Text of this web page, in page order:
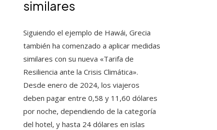
similares
Siguiendo el ejemplo de Hawái, Grecia
también ha comenzado a aplicar medidas
similares con su nueva «Tarifa de
Resiliencia ante la Crisis Climática».
Desde enero de 2024, los viajeros
deben pagar entre 0,58 y 11,60 dólares
por noche, dependiendo de la categoría
del hotel, y hasta 24 dólares en islas